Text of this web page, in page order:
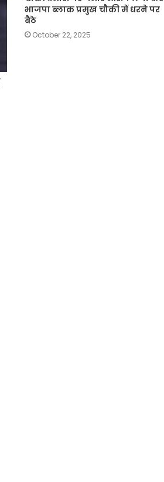
भाजपा ब्लाक प्रमुख चौकी में धरने पर
बैठे
October 22, 2025